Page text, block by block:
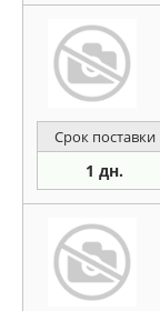
Срок поставки
1 дн.